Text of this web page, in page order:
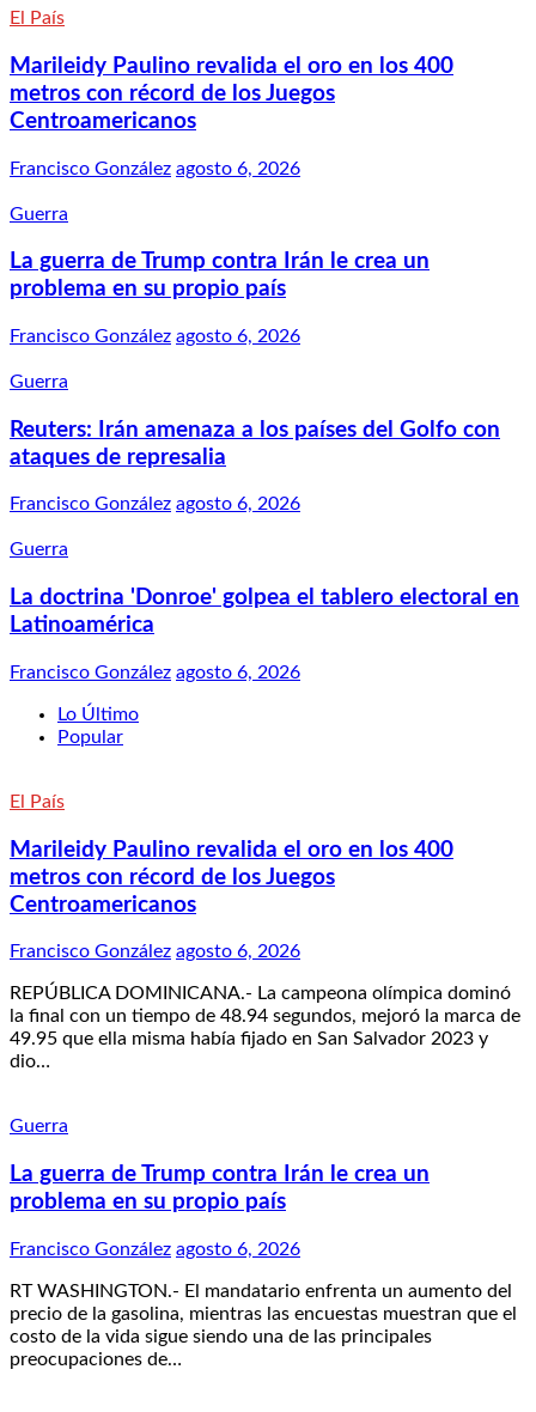
El País
Marileidy Paulino revalida el oro en los 400
metros con récord de los Juegos
Centroamericanos
Francisco González agosto 6, 2026
Guerra
La guerra de Trump contra Irán le crea un
problema en su propio país
Francisco González agosto 6, 2026
Guerra
Reuters: Irán amenaza a los países del Golfo con
ataques de represalia
Francisco González agosto 6, 2026
Guerra
La doctrina 'Donroe' golpea el tablero electoral en
Latinoamérica
Francisco González agosto 6, 2026
Lo Último
Popular
El País
Marileidy Paulino revalida el oro en los 400
metros con récord de los Juegos
Centroamericanos
Francisco González agosto 6, 2026
REPÚBLICA DOMINICANA.- La campeona olímpica dominó
la final con un tiempo de 48.94 segundos, mejoró la marca de
49.95 que ella misma había fijado en San Salvador 2023 y
dio…
Guerra
La guerra de Trump contra Irán le crea un
problema en su propio país
Francisco González agosto 6, 2026
RT WASHINGTON.- El mandatario enfrenta un aumento del
precio de la gasolina, mientras las encuestas muestran que el
costo de la vida sigue siendo una de las principales
preocupaciones de…